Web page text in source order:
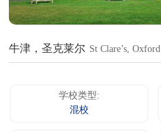
牛津，圣克莱尔 St Clare’s, Oxford
学校类型:
混校